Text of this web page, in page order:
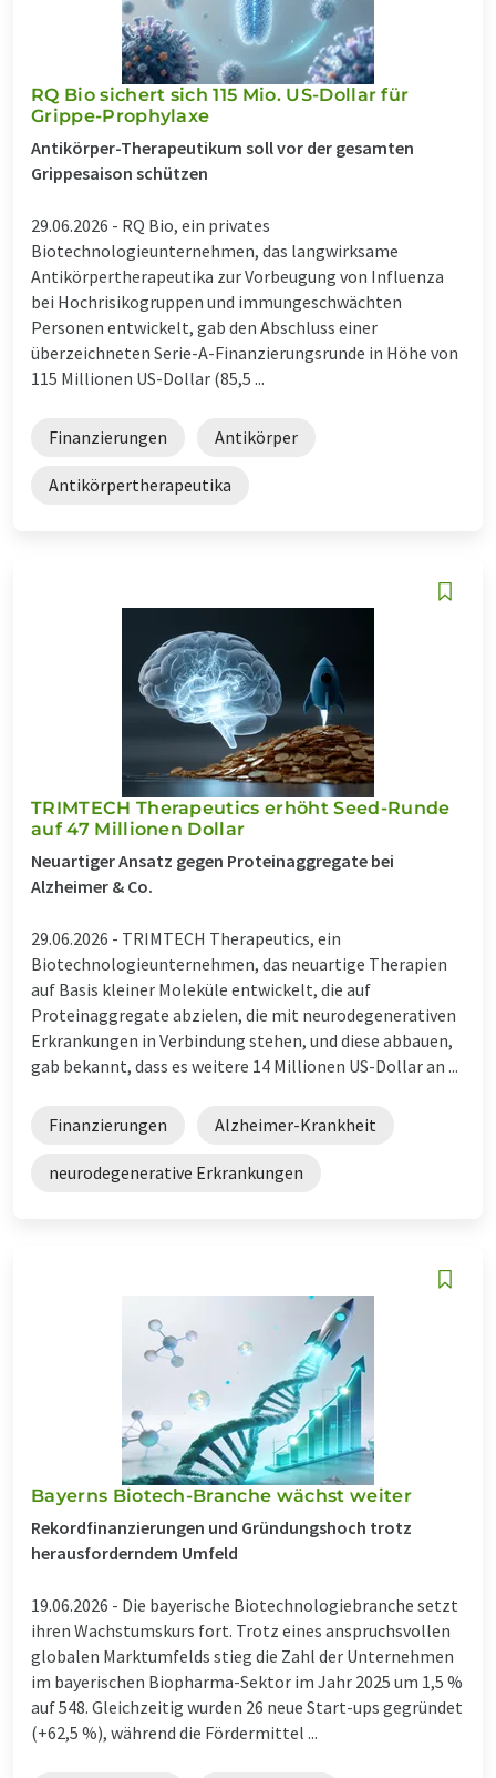
RQ Bio sichert sich 115 Mio. US-Dollar für
Grippe-Prophylaxe
Antikörper-Therapeutikum soll vor der gesamten
Grippesaison schützen
29.06.2026 - RQ Bio, ein privates
Biotechnologieunternehmen, das langwirksame
Antikörpertherapeutika zur Vorbeugung von Influenza
bei Hochrisikogruppen und immungeschwächten
Personen entwickelt, gab den Abschluss einer
überzeichneten Serie-A-Finanzierungsrunde in Höhe von
115 Millionen US-Dollar (85,5 ...
Finanzierungen Antikörper
Antikörpertherapeutika
TRIMTECH Therapeutics erhöht Seed-Runde
auf 47 Millionen Dollar
Neuartiger Ansatz gegen Proteinaggregate bei
Alzheimer & Co.
29.06.2026 - TRIMTECH Therapeutics, ein
Biotechnologieunternehmen, das neuartige Therapien
auf Basis kleiner Moleküle entwickelt, die auf
Proteinaggregate abzielen, die mit neurodegenerativen
Erkrankungen in Verbindung stehen, und diese abbauen,
gab bekannt, dass es weitere 14 Millionen US-Dollar an ...
Finanzierungen Alzheimer-Krankheit
neurodegenerative Erkrankungen
Bayerns Biotech-Branche wächst weiter
Rekordfinanzierungen und Gründungshoch trotz
herausforderndem Umfeld
19.06.2026 - Die bayerische Biotechnologiebranche setzt
ihren Wachstumskurs fort. Trotz eines anspruchsvollen
globalen Marktumfelds stieg die Zahl der Unternehmen
im bayerischen Biopharma-Sektor im Jahr 2025 um 1,5 %
auf 548. Gleichzeitig wurden 26 neue Start-ups gegründet
(+62,5 %), während die Fördermittel ...